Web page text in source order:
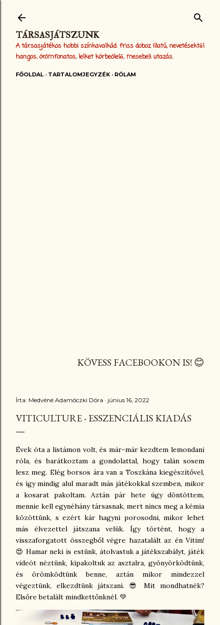
TÁRSASJÁTSZUNK
A társasjátékos hobbi színkavalkád: friss doboz illatú, nevetésektől
hangos, örömfonatos, lelket körbeölelő, mesebeli utazás.
FŐOLDAL TARTALOMJEGYZÉK RÓLAM
KÖVESS FACEBOOKON IS! 😊
Írta: Medvéné Adamóczki Dóra június 16, 2022
VITICULTURE - ESSZENCIÁLIS KIADÁS
Évek óta a listámon volt, és már-már kezdtem lemondani
róla, és barátkoztam a gondolattal, hogy talán sosem
lesz meg. Elég borsos ára van a Toszkána kiegészítővel,
és így mindig alul maradt más játékokkal szemben, mikor
a kosarat pakoltam. Aztán pár hete úgy döntöttem,
mennie kell egynéhány társasnak, mert nincs meg a kémia
közöttünk, s ezért kár hagyni porosodni, mikor lehet
más élvezettel játszana velük. Így történt, hogy a
visszaforgatott összegből végre hazatalált az én Vitim!
😍 Hamar neki is estünk, átolvastuk a játékszabályt, játék
videót néztünk, kipakoltuk az asztalra, gyönyörködtünk,
és örömködtünk benne, aztán mikor mindezzel
végeztünk, elkezdtünk játszani. 😎 Mit mondhatnék?
Elsőre betalált mindkettőnknél. 💚